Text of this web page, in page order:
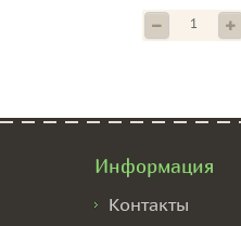
Информация
Контакты